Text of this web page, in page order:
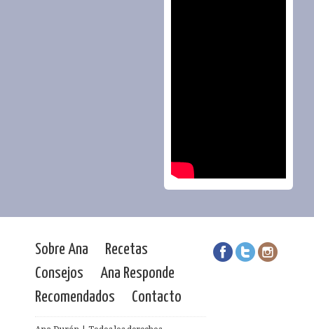
Sobre Ana
Recetas
Consejos
Ana Responde
Recomendados
Contacto